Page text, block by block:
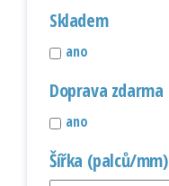
Skladem
ano
Doprava zdarma
ano
Šířka (palců/mm)